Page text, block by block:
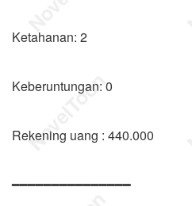
Ketahanan: 2
Keberuntungan: 0
Rekening uang : 440.000
━━━━━━━━━━━━━━━